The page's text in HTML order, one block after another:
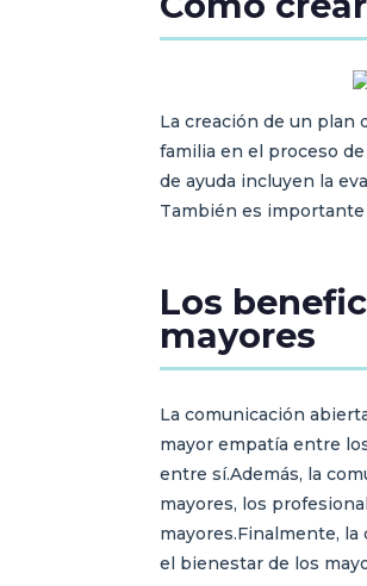
La creación de un plan
familia en el proceso
de ayuda incluyen la
También es importante
Los
mayores
La comunicación
mayor empatía entre
entre sí.Además, la
mayores, los
mayores.Finalmente,
el bienestar de los